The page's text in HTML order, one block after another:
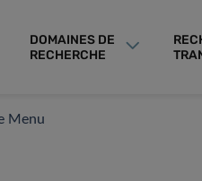
DOMAINES DE
RECHERCHE
Menu